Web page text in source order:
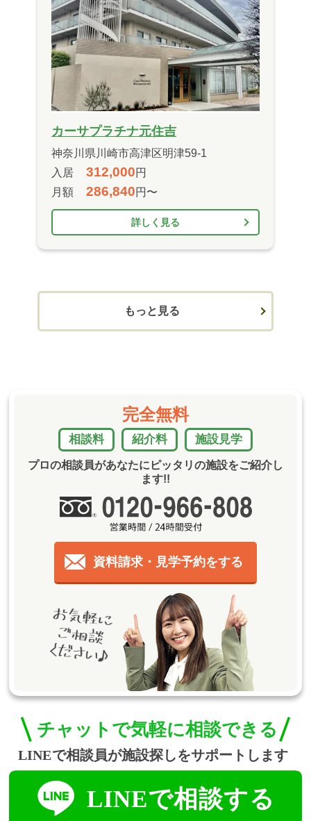
カーサプラチナ元住吉
神奈川県川崎市高津区明津59-1
入居
312,000 円
月額
286,840 円〜
詳しく見る
もっと見る
完全無料
相談料 紹介料 施設見学
プロの相談員があなたにピッタリの施設をご紹介し
ます!!
資料請求・見学予約をする